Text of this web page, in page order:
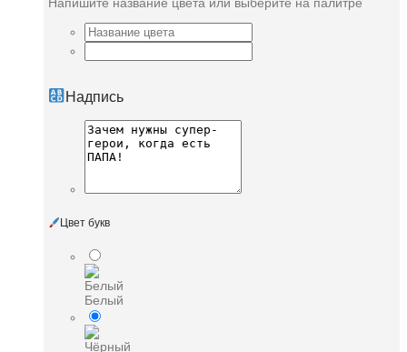
Напишите название цвета или выберите на палитре
Надпись
Цвет букв
Белый